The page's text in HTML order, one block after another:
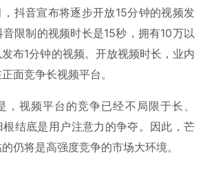
抖音宣布将逐步开放15分钟的视频发
限制的视频时长是15秒，拥有10万以
布1分钟的视频。开放视频时长，业内
面竞争长视频平台。
，视频平台的竞争已经不局限于长、
根结底是用户注意力的争夺。因此，芒
仍将是高强度竞争的市场大环境。